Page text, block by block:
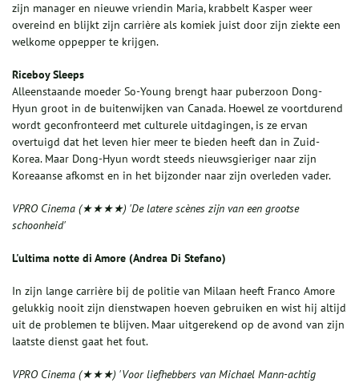
zijn manager en nieuwe vriendin Maria, krabbelt Kasper weer
overeind en blijkt zijn carrière als komiek juist door zijn ziekte een
welkome oppepper te krijgen.
Riceboy Sleeps
Alleenstaande moeder So-Young brengt haar puberzoon Dong-
Hyun groot in de buitenwijken van Canada. Hoewel ze voortdurend
wordt geconfronteerd met culturele uitdagingen, is ze ervan
overtuigd dat het leven hier meer te bieden heeft dan in Zuid-
Korea. Maar Dong-Hyun wordt steeds nieuwsgieriger naar zijn
Koreaanse afkomst en in het bijzonder naar zijn overleden vader.
VPRO Cinema (★★★★) 'De latere scènes zijn van een grootse
schoonheid'
L'ultima notte di Amore (Andrea Di Stefano)
In zijn lange carrière bij de politie van Milaan heeft Franco Amore
gelukkig nooit zijn dienstwapen hoeven gebruiken en wist hij altijd
uit de problemen te blijven. Maar uitgerekend op de avond van zijn
laatste dienst gaat het fout.
VPRO Cinema (★★★) 'Voor liefhebbers van Michael Mann-achtig